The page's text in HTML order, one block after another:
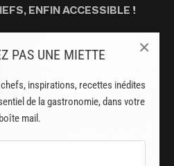
PAS UNE MIETTE
inspirations, recettes inédites
de la gastronomie, dans votre
boîte mail.
×
ENFIN ACCESSIBLE !